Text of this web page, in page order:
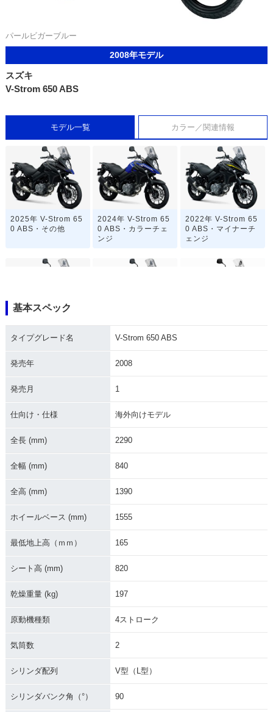
パールビガーブルー
2008年モデル
スズキ
V-Strom 650 ABS
モデル一覧 カラー／関連情報
2025年 V-Strom 65
0 ABS・その他
2024年 V-Strom 65
0 ABS・カラーチェ
ンジ
2022年 V-Strom 65
0 ABS・マイナーチ
ェンジ
0 ABS・カラーチェ
0 ABS・カラーチェ
2018年 V-Strom 65
ンジ
2017年 V-Strom 65
チェンジ
0 ABS・カラーチェ
0 ABS
2014年 V-Strom 65
2013年 V-Strom 65
基本スペック
タイプグレード名 V-Strom 650 ABS
発売年 2008
発売月 1
仕向け・仕様 海外向けモデル
全長 (mm) 2290
全幅 (mm) 840
全高 (mm) 1390
ホイールベース (mm) 1555
最低地上高（ｍｍ） 165
シート高 (mm) 820
乾燥重量 (kg) 197
原動機種類 4ストローク
気筒数 2
シリンダ配列 V型（L型）
シリンダバンク角（°） 90